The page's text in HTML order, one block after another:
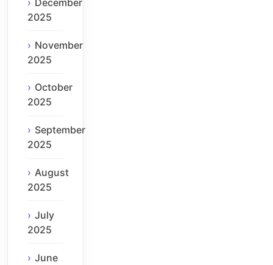
2025
November
2025
October
2025
September
2025
August
2025
July
2025
June